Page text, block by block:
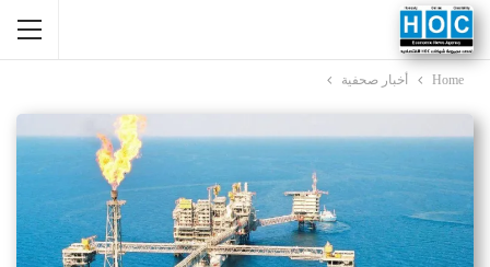
Home أخبار صحفية